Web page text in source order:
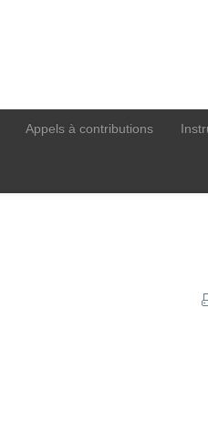
Appels à contributions